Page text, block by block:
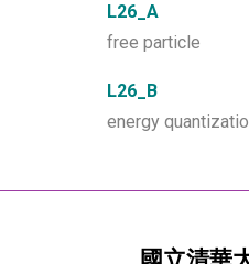
L26_A
free particle
L26_B
energy